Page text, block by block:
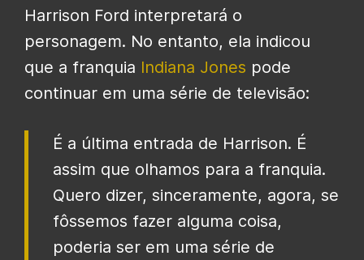
Harrison Ford interpretará o
personagem. No entanto, ela indicou
que a franquia Indiana Jones pode
continuar em uma série de televisão:
É a última entrada de Harrison. É
assim que olhamos para a franquia.
Quero dizer, sinceramente, agora, se
fôssemos fazer alguma coisa,
poderia ser em uma série de